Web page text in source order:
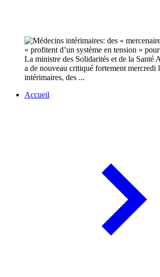
La ministre des Solidarités et de la Santé
a de nouveau critiqué fortement mercredi
intérimaires, des ...
Accueil